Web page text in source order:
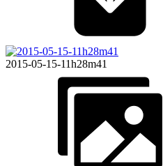
2015-05-15-11h28m41